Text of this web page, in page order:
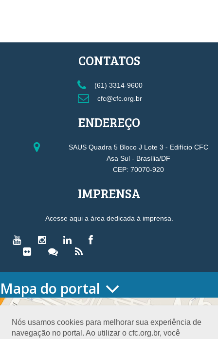
Nós usamos cookies para melhorar sua experiência de
navegação no portal. Ao utilizar o cfc.org.br, você
CONTATOS
(61) 3314-9600
cfc@cfc.org.br
ENDEREÇO
SAUS Quadra 5 Bloco J Lote 3 - Edifício CFC
Asa Sul - Brasília/DF
CEP: 70070-920
IMPRENSA
Acesse aqui a área dedicada à imprensa.
Mapa do portal
HOME
Conselho Diretor
Nossa Sede